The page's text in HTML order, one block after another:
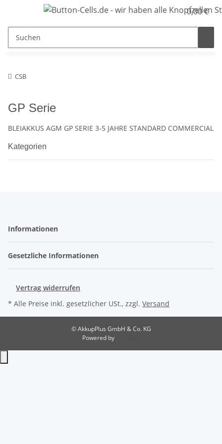
0,00 €
CSB
GP Serie
BLEIAKKUS AGM GP SERIE 3-5 JAHRE STANDARD COMMERCIAL
Kategorien
Informationen
Gesetzliche Informationen
Vertrag widerrufen
* Alle Preise inkl. gesetzlicher USt., zzgl. Versand
© AkkupPlus GmbH & Co. KG
Powered by